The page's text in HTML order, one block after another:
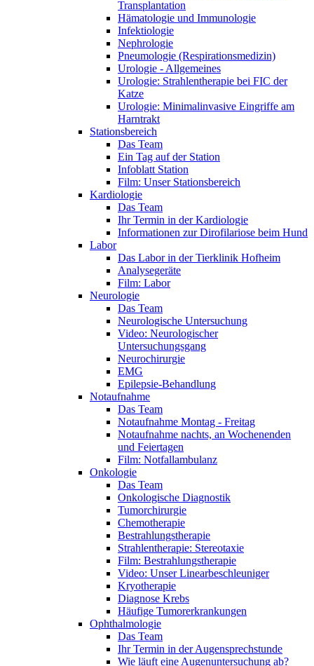
Transplantation
Hämatologie und Immunologie
Infektiologie
Nephrologie
Pneumologie (Respirationsmedizin)
Urologie - Allgemeines
Urologie: Strahlentherapie bei FIC der
Katze
Urologie: Minimalinvasive Eingriffe am
Harntrakt
Stationsbereich
Das Team
Ein Tag auf der Station
Infoblatt Station
Film: Unser Stationsbereich
Kardiologie
Das Team
Ihr Termin in der Kardiologie
Informationen zur Dirofilariose beim Hund
Labor
Das Labor in der Tierklinik Hofheim
Analysegeräte
Film: Labor
Neurologie
Das Team
Neurologische Untersuchung
Video: Neurologischer
Untersuchungsgang
Neurochirurgie
EMG
Epilepsie-Behandlung
Notaufnahme
Das Team
Notaufnahme Montag - Freitag
Notaufnahme nachts, an Wochenenden
und Feiertagen
Film: Notfallambulanz
Onkologie
Das Team
Onkologische Diagnostik
Tumorchirurgie
Chemotherapie
Bestrahlungstherapie
Strahlentherapie: Stereotaxie
Film: Bestrahlungstherapie
Video: Unser Linearbeschleuniger
Kryotherapie
Diagnose Krebs
Häufige Tumorerkrankungen
Ophthalmologie
Das Team
Ihr Termin in der Augensprechstunde
Wie läuft eine Augenuntersuchung ab?